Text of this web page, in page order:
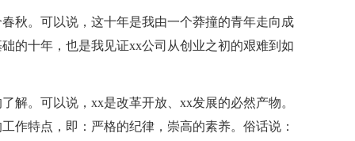
秋。可以说，这十年是我由一个莽撞的青年走向成
的十年，也是我见证xx公司从创业之初的艰难到如
解。可以说，xx是改革开放、xx发展的必然产物。
作特点，即：严格的纪律，崇高的素养。俗话说：